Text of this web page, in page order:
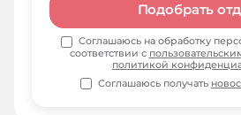
Подобрать
Соглашаюсь на обработку
соответствии с
политикой
Соглашаюсь получать